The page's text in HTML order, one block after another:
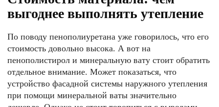
выгоднее выполнять утепление
По поводу пенополиуретана уже говорилось, что его
стоимость довольно высока. А вот на
пенополистирол и минеральную вату стоит обратить
отдельное внимание. Может показаться, что
устройство фасадной системы наружного утепления
при помощи минеральной ваты значительно